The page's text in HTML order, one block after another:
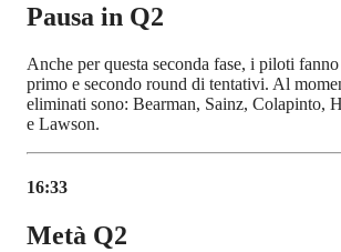
Pausa in Q2
Anche per questa seconda fase, i piloti
primo e secondo round di tentativi. Al
eliminati sono: Bearman, Sainz, Colapinto,
e Lawson.
16:33
Metà Q2